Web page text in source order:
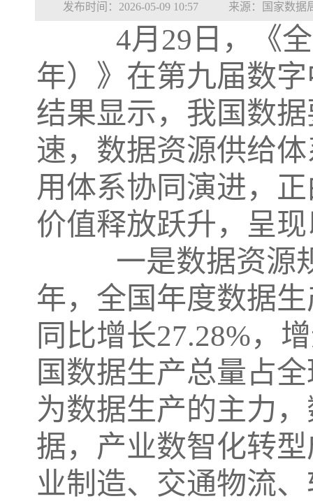
发布时间：2026-05-09 10:57 来源：国家数据
4月29日，《全
年）》在第九届数
结果显示，我国数
速，数据资源供给
用体系协同演进，
价值释放跃升，呈
一是数据资源规
年，全国年度数据
同比增长27.28%，
国数据生产总量占
为数据生产的主力
据，产业数智化转
业制造、交通物流